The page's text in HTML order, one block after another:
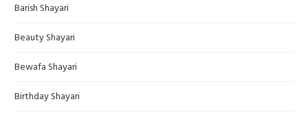
Barish Shayari
Beauty Shayari
Bewafa Shayari
Birthday Shayari